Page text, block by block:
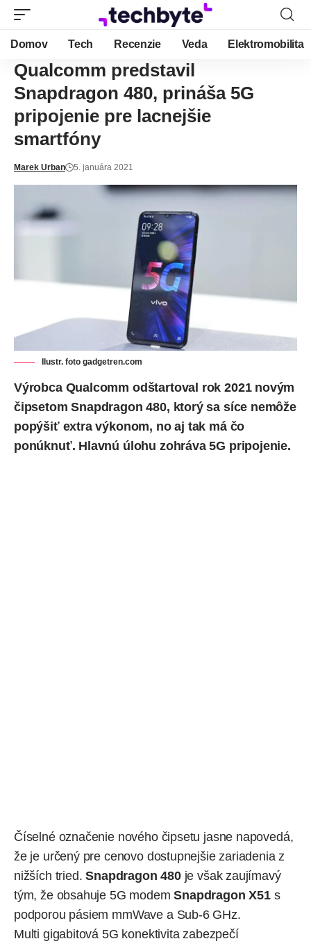
Domov Tech Recenzie Veda Elektromobilita
Qualcomm predstavil
Snapdragon 480, prináša 5G
pripojenie pre lacnejšie
smartfóny
Marek Urban 5. januára 2021
Ilustr. foto gadgetren.com
Výrobca Qualcomm odštartoval rok 2021 novým
čipsetomSnapdragon 480, ktorý sa síce nemôže
popýšiť extra výkonom, no aj tak má čo
ponúknuť. Hlavnú úlohu zohráva 5G pripojenie.
Číselné označenie nového čipsetu jasne napovedá,
že je určený pre cenovo dostupnejšie zariadenia z
nižších tried.Snapdragon 480je však zaujímavý
tým, že obsahuje 5G modem Snapdragon X51s
podporou pásiem mmWave a Sub-6 GHz.
Multi gigabitová 5G konektivita zabezpečí